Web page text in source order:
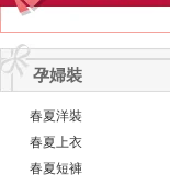
玉美人.板
孕婦裝
春夏洋裝
春夏上衣
春夏短褲